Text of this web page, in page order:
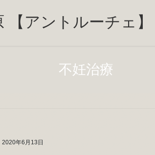
不妊治療
2020年6月13日